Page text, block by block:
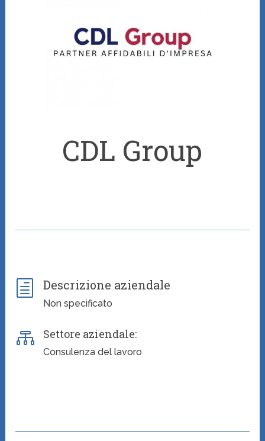
CDL Group
h Descrizione aziendale
Non specificato
 Settore aziendale:
Consulenza del lavoro